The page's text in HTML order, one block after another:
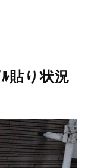
貼り状況